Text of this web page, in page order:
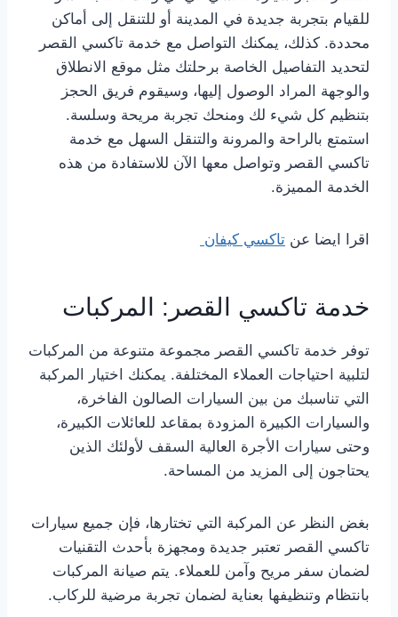
للقيام بتجربة جديدة في المدينة أو للتنقل إلى أماكن
محددة. كذلك، يمكنك التواصل مع خدمة تاكسي القصر
لتحديد التفاصيل الخاصة برحلتك مثل موقع الانطلاق
والوجهة المراد الوصول إليها، وسيقوم فريق الحجز
بتنظيم كل شيء لك ومنحك تجربة مريحة وسلسة.
استمتع بالراحة والمرونة والتنقل السهل مع خدمة
تاكسي القصر وتواصل معها الآن للاستفادة من هذه
الخدمة المميزة.
اقرا ايضا عن تاكسي كيفان
خدمة تاكسي القصر: المركبات
توفر خدمة تاكسي القصر مجموعة متنوعة من المركبات
لتلبية احتياجات العملاء المختلفة. يمكنك اختيار المركبة
التي تناسبك من بين السيارات الصالون الفاخرة،
والسيارات الكبيرة المزودة بمقاعد للعائلات الكبيرة،
وحتى سيارات الأجرة العالية السقف لأولئك الذين
يحتاجون إلى المزيد من المساحة.
بغض النظر عن المركبة التي تختارها، فإن جميع سيارات
تاكسي القصر تعتبر جديدة ومجهزة بأحدث التقنيات
لضمان سفر مريح وآمن للعملاء. يتم صيانة المركبات
بانتظام وتنظيفها بعناية لضمان تجربة مرضية للركاب.